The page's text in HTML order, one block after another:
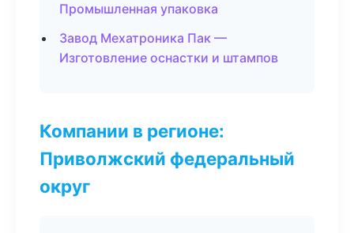
Промышленная упаковка
Завод Мехатроника Пак —
Изготовление оснастки и штампов
Компании в регионе:
Приволжский федеральный
округ